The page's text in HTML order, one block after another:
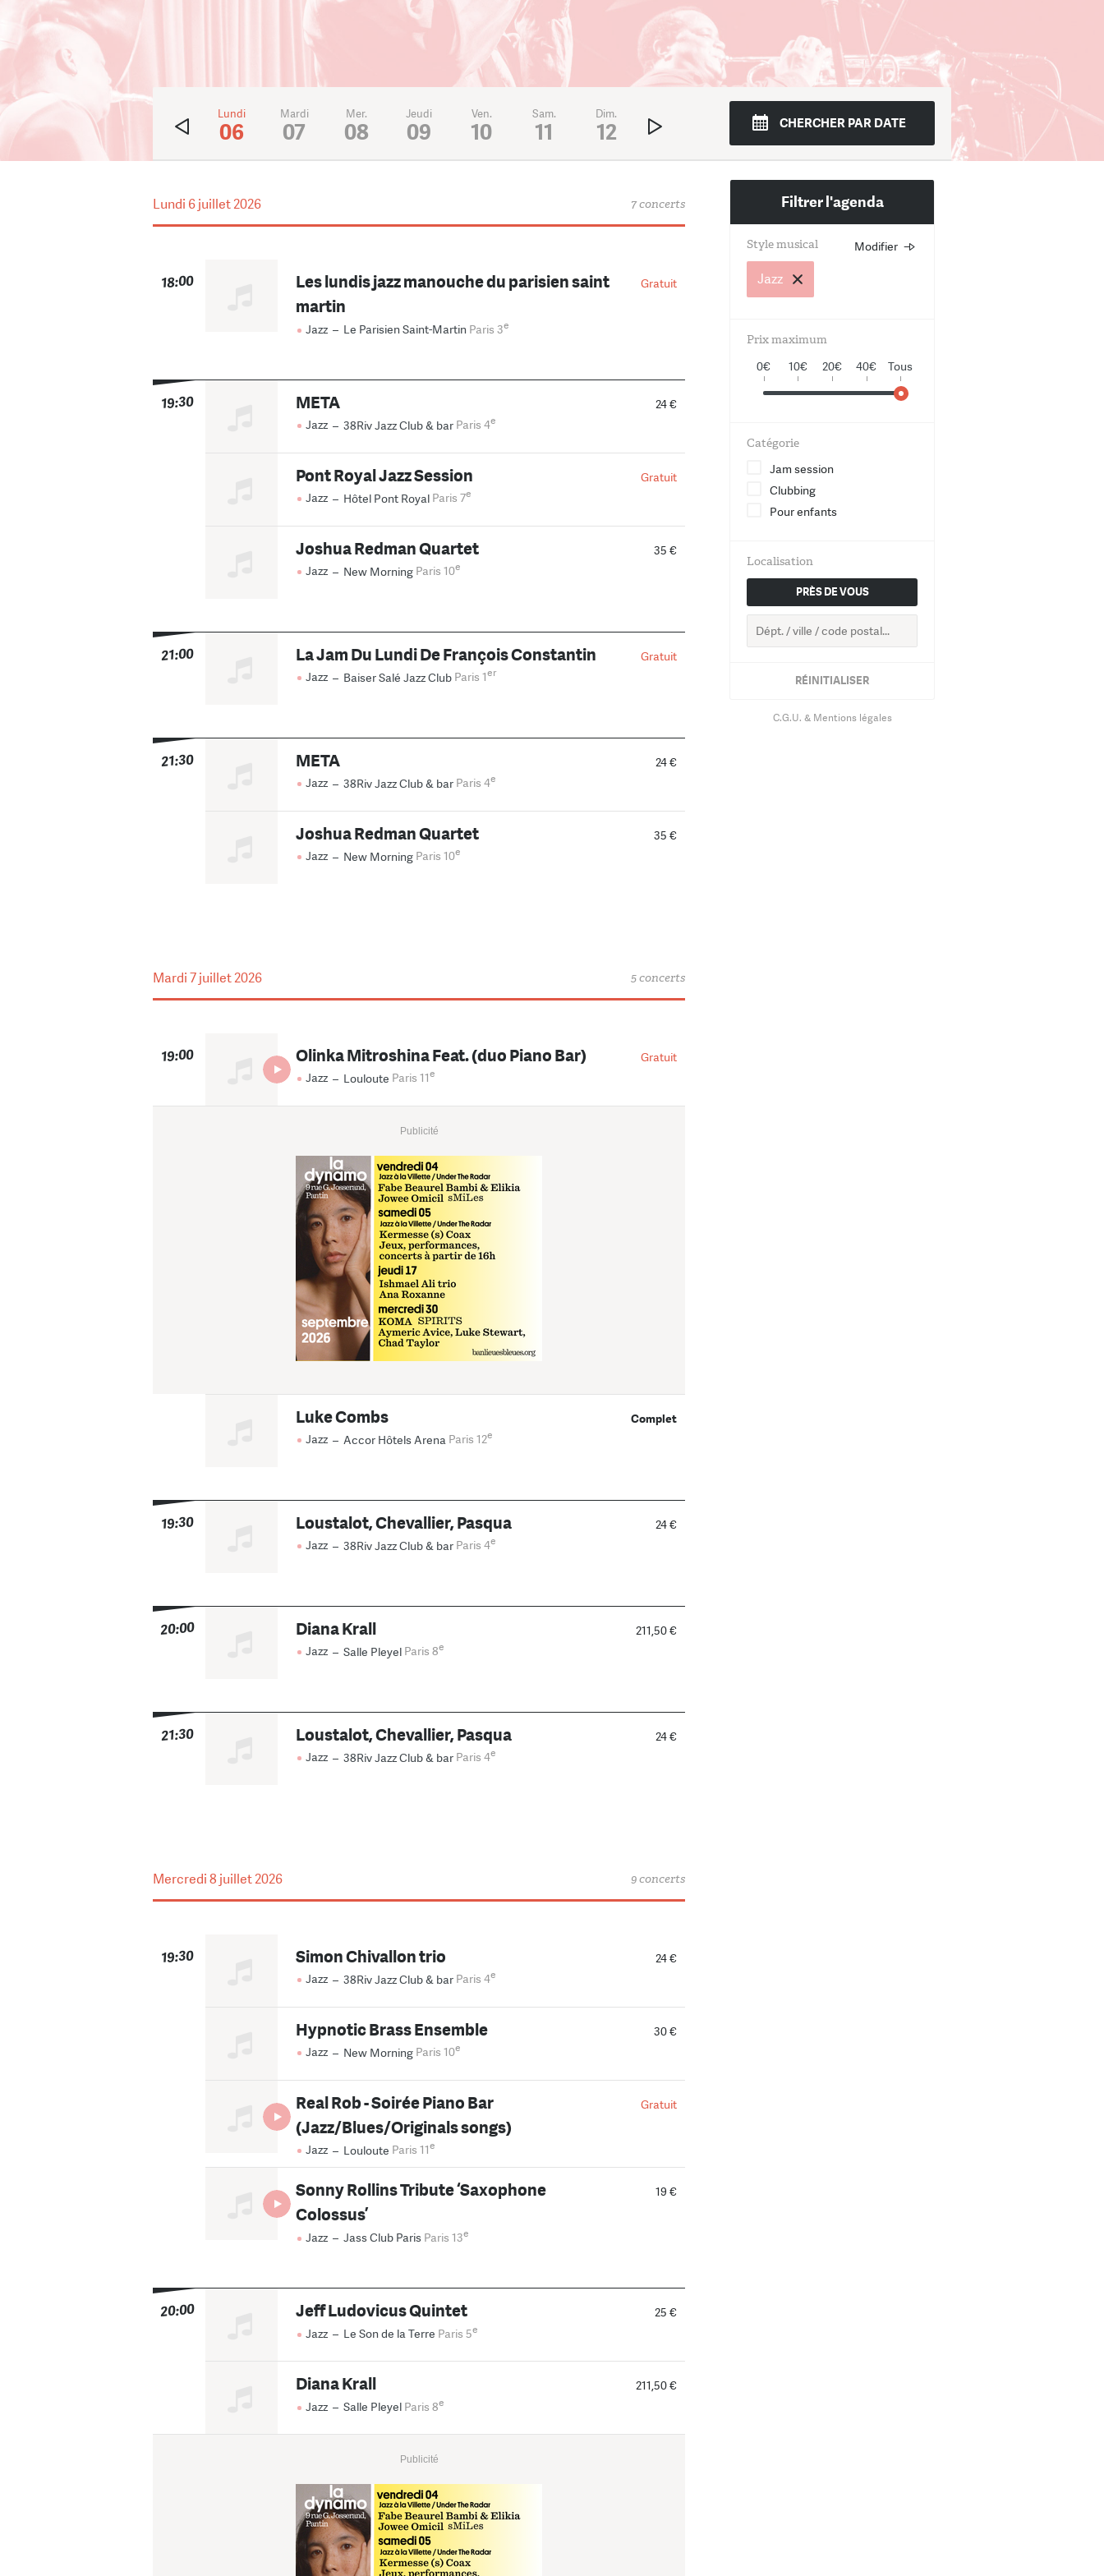
Ven.
3
Sam.
4 5
Lundi
06
Mardi
07
Mer.
08
Jeudi
09
Ven.
10
Sam.
11
Dim.
12 13 15 16
Sam.
18
CHERCHER PAR DATE
Lundi 6 juillet 2026 7 concerts
18:00 Gratuit
Les lundis jazz manouche du parisien saint
martin
Jazz – Le Parisien Saint-Martin Paris 3e
19:30 24 €
META
Jazz – 38Riv Jazz Club & bar Paris 4e
Gratuit
Pont Royal Jazz Session
Jazz – Hôtel Pont Royal Paris 7e
35 €
Joshua Redman Quartet
Jazz – New Morning Paris 10e
21:00 Gratuit
La Jam Du Lundi De François Constantin
Jazz – Baiser Salé Jazz Club Paris 1er
21:30 24 €
META
Jazz – 38Riv Jazz Club & bar Paris 4e
35 €
Joshua Redman Quartet
Jazz – New Morning Paris 10e
Mardi7 juillet 2026 5 concerts
19:00 Gratuit
Olinka Mitroshina Feat. (duo Piano Bar)
Jazz – Louloute Paris 11e
Publicité
Complet
Luke Combs
Jazz – Accor Hôtels Arena Paris 12e
19:30 24 €
Loustalot, Chevallier, Pasqua
Jazz – 38Riv Jazz Club & bar Paris 4e
20:00 211,50 €
Diana Krall
Jazz – Salle Pleyel Paris 8e
21:30 24 €
Loustalot, Chevallier, Pasqua
Jazz – 38Riv Jazz Club & bar Paris 4e
Mercredi8 juillet 2026 9 concerts
19:30 24 €
Simon Chivallon trio
Jazz – 38Riv Jazz Club & bar Paris 4e
30 €
Hypnotic Brass Ensemble
Jazz – New Morning Paris 10e
Gratuit
Real Rob - Soirée Piano Bar
(Jazz/Blues/Originals songs)
Jazz – Louloute Paris 11e
19 €
Sonny Rollins Tribute ‘Saxophone
Colossus’
Jazz – Jass Club Paris Paris 13e
20:00 25 €
Jeff Ludovicus Quintet
Jazz – Le Son de la Terre Paris 5e
211,50 €
Diana Krall
Jazz – Salle Pleyel Paris 8e
Publicité
Filtrer l'agenda
Style musical Modifier
Jazz
Prix maximum
0€ 10€ 20€ 40€ Tous
Catégorie
Jam session
Clubbing
Pour enfants
Localisation
PRÈS DE VOUS
RÉINITIALISER
C.G.U. & Mentions légales